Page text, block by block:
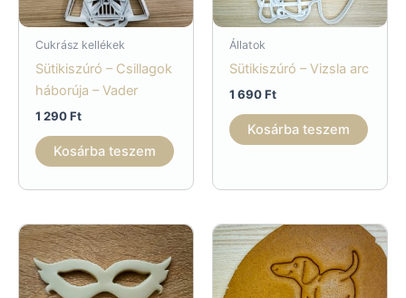
Cukrász kellékek
Sütikiszúró – Csillagok
háborúja – Vader
1 290Ft
Kosárba teszem
Állatok
Sütikiszúró – Vizsla arc
1 690Ft
Kosárba teszem